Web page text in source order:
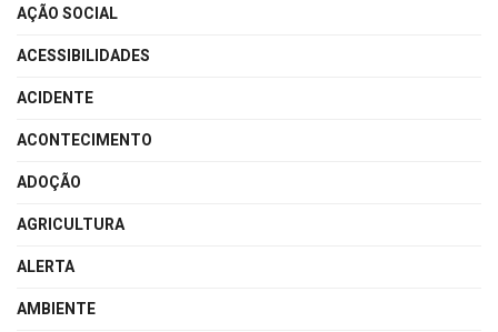
AÇÃO SOCIAL
ACESSIBILIDADES
ACIDENTE
ACONTECIMENTO
ADOÇÃO
AGRICULTURA
ALERTA
AMBIENTE